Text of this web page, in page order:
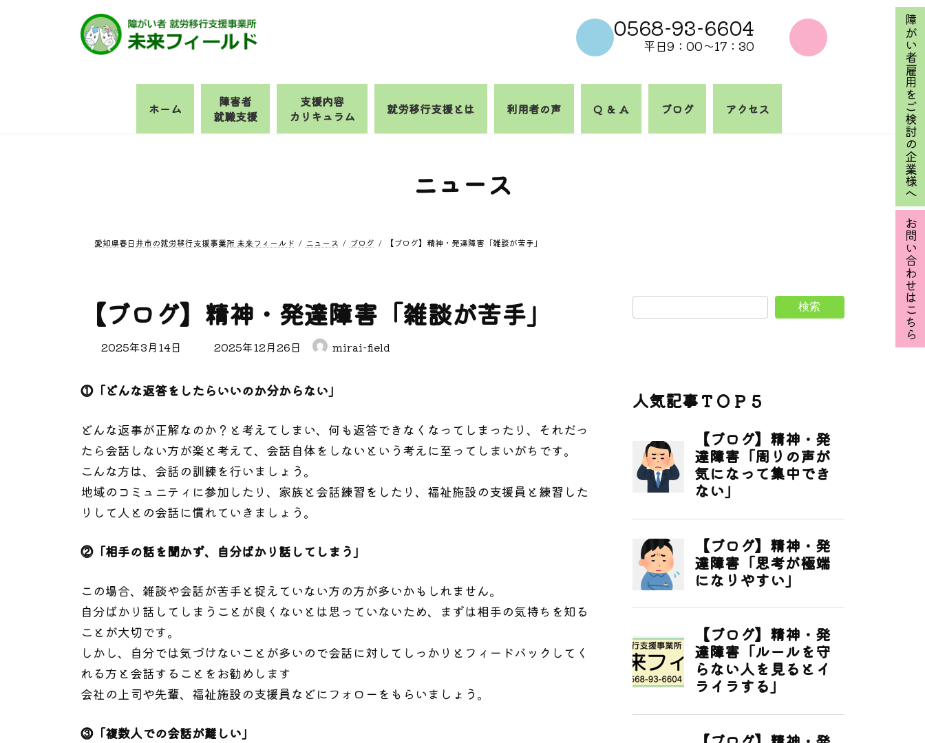
0568-93-6604
平日9：00～17：30
ホーム
障害者
就職支援
支援内容
カリキュラム
就労移行支援とは 利用者の声 Q ＆ A ブログ アクセス 障がい者雇用をご検討の企業様へ
お問い合わせはこちら
ニュース
愛知県春日井市の就労移行支援事業所 未来フィールド ニュース ブログ 【ブログ】精神・発達障害「雑談が苦手」
【ブログ】精神・発達障害「雑談が苦手」
2025年3月14日
最
新
時
2025年12月26日 mirai-field
⓵「どんな返答をしたらいいのか分からない」
どんな返事が正解なのか？と考えてしまい、何も返答できなくなってしまったり、それだっ
たら会話しない方が楽と考えて、会話自体をしないという考えに至ってしまいがちです。
こんな方は、会話の訓練を行いましょう。
地域のコミュニティに参加したり、家族と会話練習をしたり、福祉施設の支援員と練習した
りして人との会話に慣れていきましょう。
⓶「相手の話を聞かず、自分ばかり話してしまう」
この場合、雑談や会話が苦手と捉えていない方の方が多いかもしれません。
自分ばかり話してしまうことが良くないとは思っていないため、まずは相手の気持ちを知る
ことが大切です。
しかし、自分では気づけないことが多いので会話に対してしっかりとフィードバックしてく
れる方と会話することをお勧めします
会社の上司や先輩、福祉施設の支援員などにフォローをもらいましょう。
⓷「複数人での会話が難しい」
検索
人気記事ＴＯＰ５